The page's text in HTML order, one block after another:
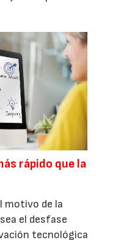
rápido que la
motivo de la
el desfase
tecnológica